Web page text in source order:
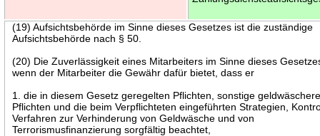
(19) Aufsichtsbehörde im Sinne dieses Gesetzes ist die zuständige
Aufsichtsbehörde nach § 50.
(20) Die Zuverlässigkeit eines Mitarbeiters im Sinne dieses
wenn der Mitarbeiter die Gewähr dafür bietet, dass er
1. die in diesem Gesetz geregelten Pflichten, sonstige
Pflichten und die beim Verpflichteten eingeführten Strategien,
Verfahren zur Verhinderung von Geldwäsche und von
Terrorismusfinanzierung sorgfältig beachtet,